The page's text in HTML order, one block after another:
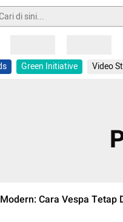
Green Initiative Video
Cara Vespa Tetap